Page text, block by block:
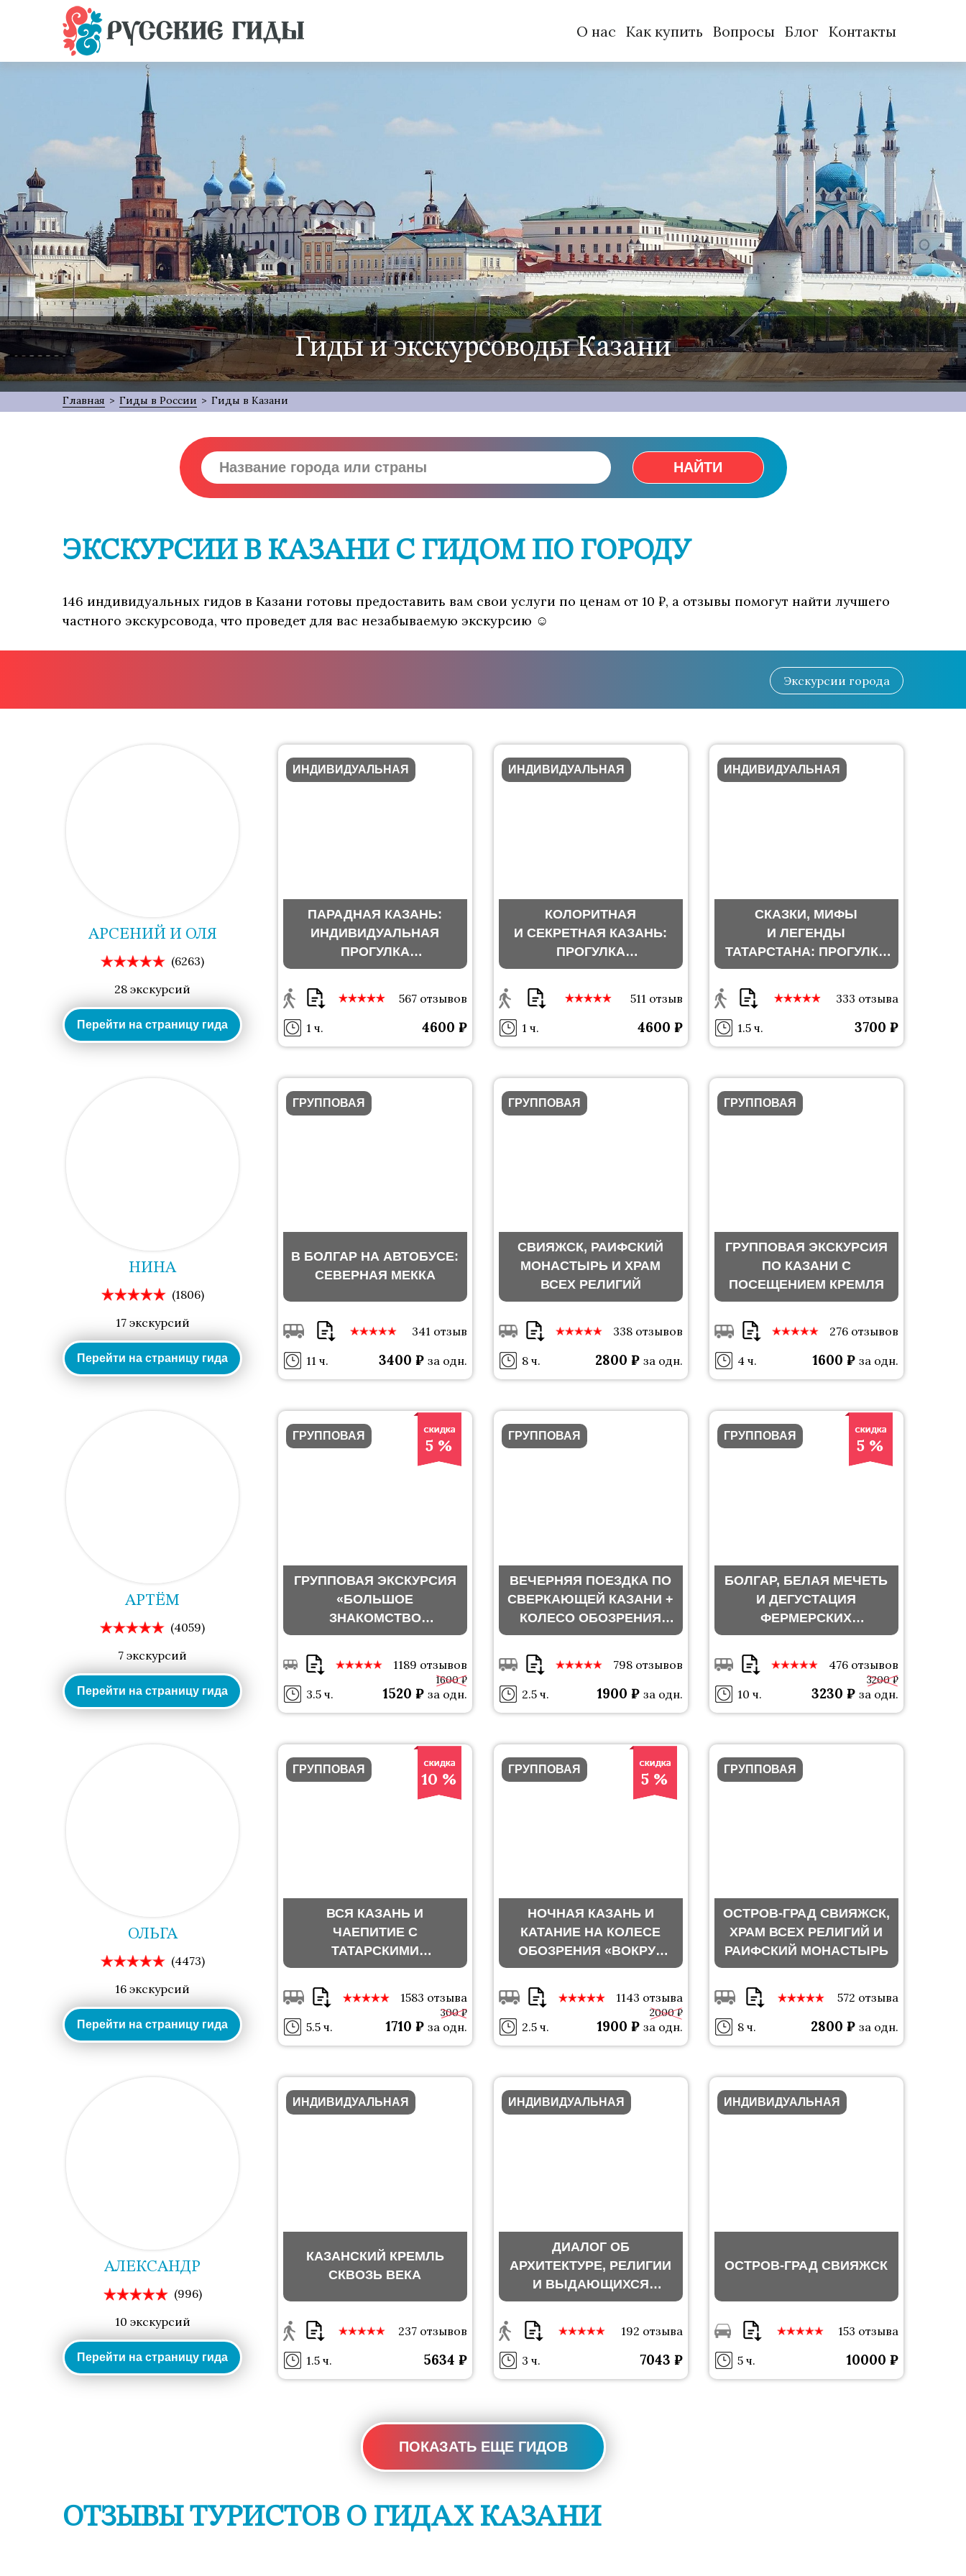
О нас Как купить Вопросы Блог Контакты
Гиды и экскурсоводы Казани
Главная > Гиды в России > Гиды в Казани
НАЙТИ
ЭКСКУРСИИ В КАЗАНИ С ГИДОМ ПО ГОРОДУ
146 индивидуальных гидов в Казани готовы предоставить вам свои услуги по ценам от 10 ₽, а отзывы помогут найти лучшего
частного экскурсовода, что проведет для вас незабываемую экскурсию ☺
Экскурсии города
АРСЕНИЙ И ОЛЯ
(6263)
28 экскурсий
Перейти на страницу гида
ИНДИВИДУАЛЬНАЯ
ПАРАДНАЯ КАЗАНЬ:
ИНДИВИДУАЛЬНАЯ
ПРОГУЛКА
С ФОТОГРАФОМ
567 отзывов
1 ч. 4600 ₽
ИНДИВИДУАЛЬНАЯ
КОЛОРИТНАЯ
И СЕКРЕТНАЯ КАЗАНЬ:
ПРОГУЛКА
С ФОТОГРАФОМ
511 отзыв
1 ч. 4600 ₽
ИНДИВИДУАЛЬНАЯ
СКАЗКИ, МИФЫ
И ЛЕГЕНДЫ
ТАТАРСТАНА: ПРОГУЛКА
ПО КАЗАНИ
333 отзыва
1.5 ч. 3700 ₽
НИНА
(1806)
17 экскурсий
Перейти на страницу гида
ГРУППОВАЯ
В БОЛГАР НА АВТОБУСЕ:
СЕВЕРНАЯ МЕККА
341 отзыв
11 ч. 3400 ₽ за одн.
ГРУППОВАЯ
СВИЯЖСК, РАИФСКИЙ
МОНАСТЫРЬ И ХРАМ
ВСЕХ РЕЛИГИЙ
338 отзывов
8 ч. 2800 ₽ за одн.
ГРУППОВАЯ
ГРУППОВАЯ ЭКСКУРСИЯ
ПО КАЗАНИ С
ПОСЕЩЕНИЕМ КРЕМЛЯ
276 отзывов
4 ч. 1600 ₽ за одн.
АРТЁМ
(4059)
7 экскурсий
Перейти на страницу гида
5 %
ГРУППОВАЯ
ГРУППОВАЯ ЭКСКУРСИЯ
«БОЛЬШОЕ
ЗНАКОМСТВО
С КАЗАНЬЮ»
1189 отзывов
3.5 ч. 1520 ₽ за одн.
1600 ₽
ГРУППОВАЯ
ВЕЧЕРНЯЯ ПОЕЗДКА ПО
СВЕРКАЮЩЕЙ КАЗАНИ +
КОЛЕСО ОБОЗРЕНИЯ
«РИВЬЕРА»
798 отзывов
2.5 ч. 1900 ₽ за одн.
5 %
ГРУППОВАЯ
БОЛГАР, БЕЛАЯ МЕЧЕТЬ
И ДЕГУСТАЦИЯ
ФЕРМЕРСКИХ
ПРОДУКТОВ
476 отзывов
10 ч. 3230 ₽ за одн.
3200 ₽
ОЛЬГА
(4473)
16 экскурсий
Перейти на страницу гида
10 %
ГРУППОВАЯ
ВСЯ КАЗАНЬ И
ЧАЕПИТИЕ С
ТАТАРСКИМИ
СЛАДОСТЯМИ
1583 отзыва
5.5 ч. 1710 ₽ за одн.
300 ₽
5 %
ГРУППОВАЯ
НОЧНАЯ КАЗАНЬ И
КАТАНИЕ НА КОЛЕСЕ
ОБОЗРЕНИЯ «ВОКРУГ
СВЕТА»
1143 отзыва
2.5 ч. 1900 ₽ за одн.
2000 ₽
ГРУППОВАЯ
ОСТРОВ-ГРАД СВИЯЖСК,
ХРАМ ВСЕХ РЕЛИГИЙ И
РАИФСКИЙ МОНАСТЫРЬ
572 отзыва
8 ч. 2800 ₽ за одн.
АЛЕКСАНДР
(996)
10 экскурсий
Перейти на страницу гида
ИНДИВИДУАЛЬНАЯ
КАЗАНСКИЙ КРЕМЛЬ
СКВОЗЬ ВЕКА
237 отзывов
1.5 ч. 5634 ₽
ИНДИВИДУАЛЬНАЯ
ДИАЛОГ ОБ
АРХИТЕКТУРЕ, РЕЛИГИИ
И ВЫДАЮЩИХСЯ
ДЕЯТЕЛЯХ КАЗАНИ
192 отзыва
3 ч. 7043 ₽
ИНДИВИДУАЛЬНАЯ
ОСТРОВ-ГРАД СВИЯЖСК
153 отзыва
5 ч. 10000 ₽
ПОКАЗАТЬ ЕЩЕ ГИДОВ
ОТЗЫВЫ ТУРИСТОВ О ГИДАХ КАЗАНИ